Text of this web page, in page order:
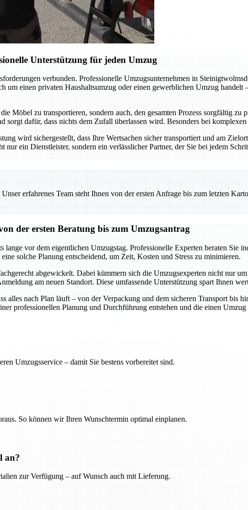
Unterstützung für jeden Umzug
verbunden. Professionelle Umzugsunternehmen in
um einen privaten Haushaltsumzug oder einen gewerblichen Umzug
Möbel zu transportieren, sondern auch, den gesamten Prozess sorgfältig zu
dafür, dass nichts dem Zufall überlassen wird. Besonders bei
wird sichergestellt, dass Ihre Wertsachen sicher transportiert und am
ein Dienstleister, sondern ein verlässlicher Partner, der Sie bei jedem
erfahrenes Team steht Ihnen von der ersten Anfrage bis zum letzten
der ersten Beratung bis zum Umzugsantrag
vor dem eigentlichen Umzugstag. Professionelle Experten beraten Sie
solche Planung entscheidend, um Zeit, Kosten und Stress zu minimieren.
abgewickelt. Dabei kümmern sich die Umzugsexperten nicht nur
am neuen Standort. Diese umfassende Unterstützung spart Ihnen
alles nach Plan läuft – von der Verpackung und dem sicheren Transport bis
professionellen Planung und Durchführung entstehen und die einen
Umzugsservice – damit Sie bestens vorbereitet sind.
So können wir Ihren Wunschtermin optimal einplanen.
an?
zur Verfügung – auf Wunsch auch mit Lieferung.